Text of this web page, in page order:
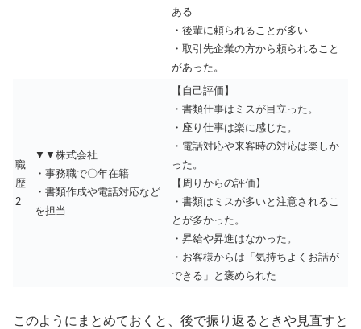
ある
・後輩に頼られることが多い
・取引先企業の方から頼られること
があった。
職
歴
2
▼▼株式会社
・事務職で〇年在籍
・書類作成や電話対応など
を担当
【自己評価】
・書類仕事はミスが目立った。
・座り仕事は楽に感じた。
・電話対応や来客時の対応は楽しか
った。
【周りからの評価】
・書類はミスが多いと注意されるこ
とが多かった。
・昇給や昇進はなかった。
・お客様からは「気持ちよくお話が
できる」と褒められた
このようにまとめておくと、後で振り返るときや見直すと